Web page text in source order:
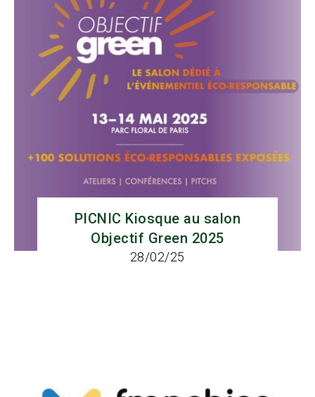
PICNIC Kiosque au salon
Objectif Green 2025
28/02/25